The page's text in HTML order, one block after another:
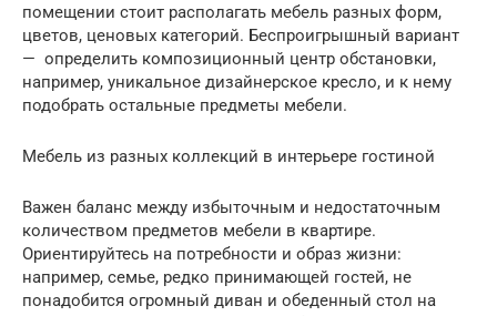
помещении стоит располагать мебель разных форм,
цветов, ценовых категорий. Беспроигрышный вариант
— определить композиционный центр обстановки,
например, уникальное дизайнерское кресло, и к нему
подобрать остальные предметы мебели.
Мебель из разных коллекций в интерьере гостиной
Важен баланс между избыточным и недостаточным
количеством предметов мебели в квартире.
Ориентируйтесь на потребности и образ жизни:
например, семье, редко принимающей гостей, не
понадобится огромный диван и обеденный стол на